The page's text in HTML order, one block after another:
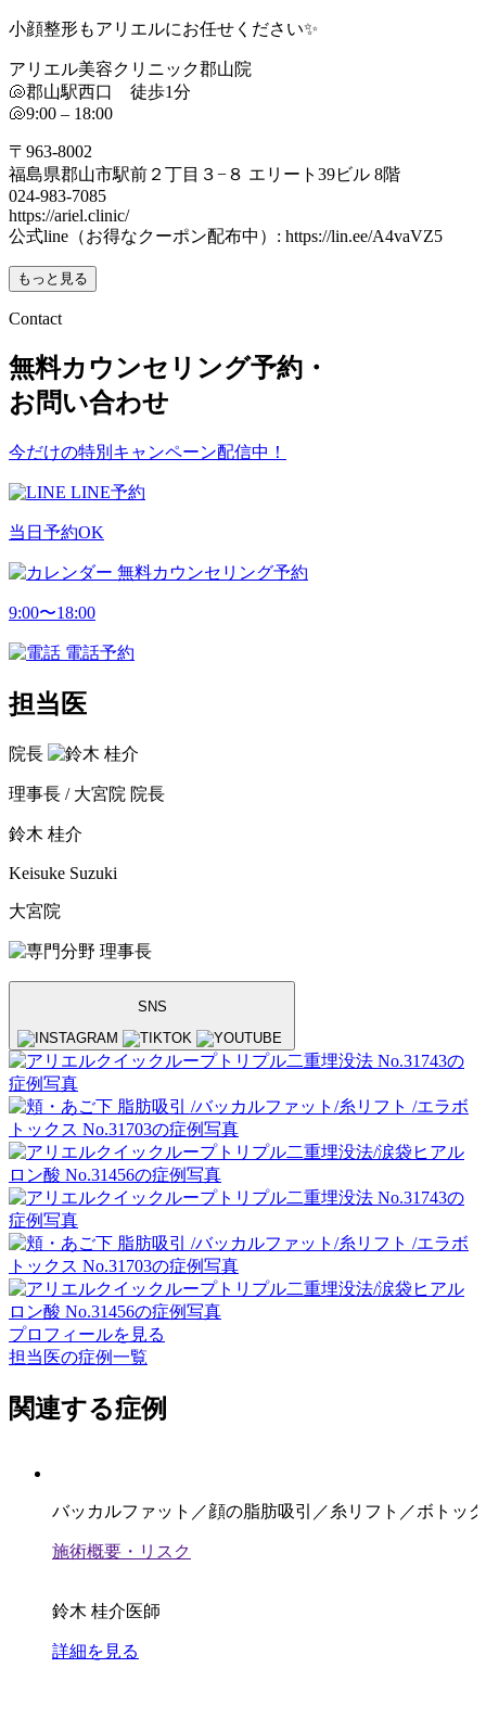
小顔整形もアリエルにお任せください✨
アリエル美容クリニック郡山院
🐚郡山駅西口 徒歩1分
🐚9:00 – 18:00
〒963-8002
福島県郡山市駅前２丁目３−８ エリート39ビル 8階
024-983-7085
https://ariel.clinic/
公式line（お得なクーポン配布中）: https://lin.ee/A4vaVZ5
もっと見る
Contact
無料カウンセリング予約・
お問い合わせ
今だけの特別キャンペーン配信中！
LINE予約
当日予約OK
無料カウンセリング予約
9:00〜18:00
電話予約
担当医
院長
理事長 / 大宮院 院長
鈴木 桂介
Keisuke Suzuki
大宮院
理事長
SNS
プロフィールを見る
担当医の症例一覧
関連する症例
バッカルファット／顔の脂肪吸引／糸リフト／ボトッ
施術概要・リスク
鈴木 桂介医師
詳細を見る